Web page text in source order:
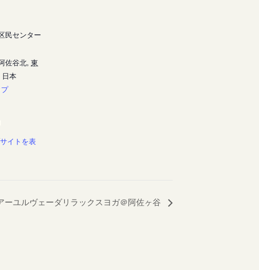
民センター
佐谷北, 東
日本
イトを表
ーユルヴェーダリラックスヨガ＠阿佐ヶ谷